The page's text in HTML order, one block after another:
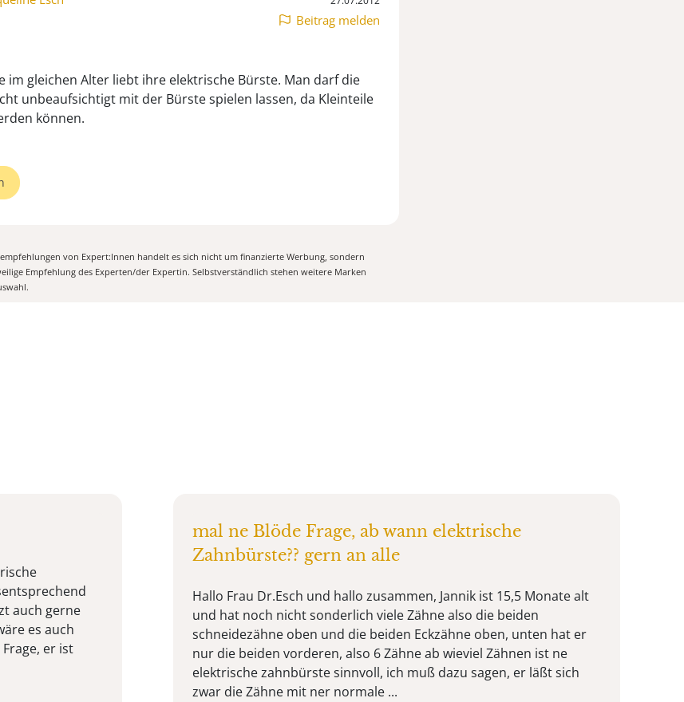
Beitrag melden
im gleichen Alter liebt ihre elektrische Bürste. Man darf die
unbeaufsichtigt mit der Bürste spielen lassen, da Kleinteile
können.
von Expert:Innen handelt es sich nicht um finanzierte Werbung, sondern
Empfehlung des Experten/der Expertin. Selbstverständlich stehen weitere Marken
auch gerne
es auch
er ist
mal ne Blöde Frage, ab wann elektrische
Zahnbürste?? gern an alle
Hallo Frau Dr.Esch und hallo zusammen, Jannik ist 15,5 Monate alt
und hat noch nicht sonderlich viele Zähne also die beiden
schneidezähne oben und die beiden Eckzähne oben, unten hat er
nur die beiden vorderen, also 6 Zähne ab wieviel Zähnen ist ne
elektrische zahnbürste sinnvoll, ich muß dazu sagen, er läßt sich
zwar die Zähne mit ner normale ...